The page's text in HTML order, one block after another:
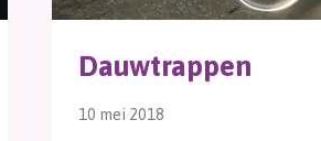
Dauwtrappen
10 mei 2018